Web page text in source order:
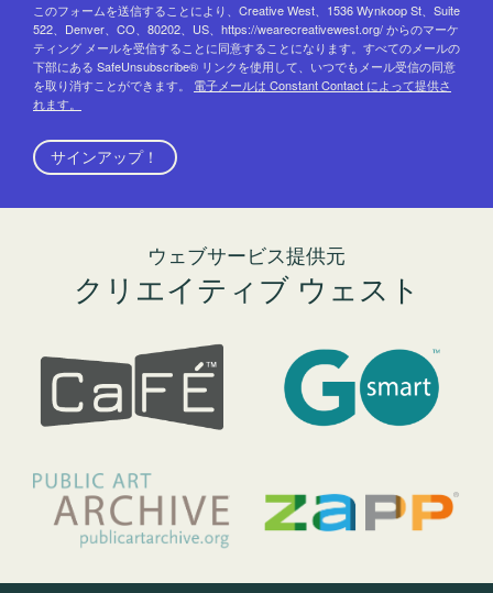
このフォームを送信することにより、Creative West、1536 Wynkoop St、Suite
522、Denver、CO、80202、US、https://wearecreativewest.org/ からのマーケ
ティング メールを受信することに同意することになります。すべてのメールの
下部にある SafeUnsubscribe® リンクを使用して、いつでもメール受信の同意
を取り消すことができます。 電子メールは Constant Contact によって提供さ
れます。
サインアップ！
ウェブサービス提供元
クリエイティブ ウェスト